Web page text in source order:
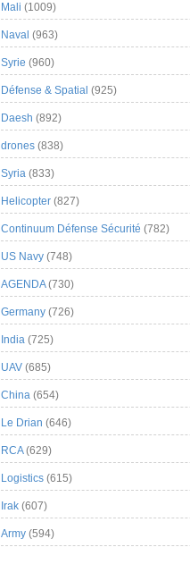
Mali (1009)
Naval (963)
Syrie (960)
Défense & Spatial (925)
Daesh (892)
drones (838)
Syria (833)
Helicopter (827)
Continuum Défense Sécurité (782)
US Navy (748)
AGENDA(730)
Germany (726)
India (725)
UAV (685)
China (654)
Le Drian (646)
RCA(629)
Logistics (615)
Irak (607)
Army (594)